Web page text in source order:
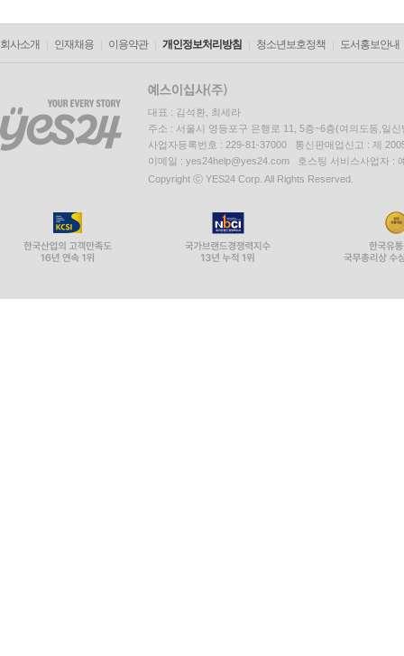
회사소개 인재채용 이용약관 개인정보처리방침 청소년보호정책 도서홍보안내
대표 : 김석환, 최세라
주소 : 서울시 영등포구 은행로 11, 5층~6층(여의도동,일신
사업자등록번호 : 229-81-37000 통신판매업신고 : 제
이메일 : yes24help@yes24.com 호스팅 서비스사업자 :
Copyright ⓒ YES24 Corp. All Rights Reserved.